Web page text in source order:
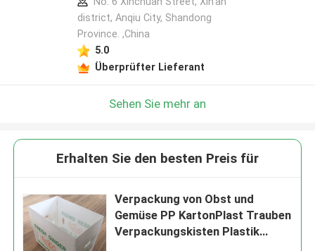
district, Anqiu City, Shandong
Province. ,China
5.0
Überprüfter Lieferant
Sehen Sie mehr an
Erhalten Sie den besten Preis für
Verpackung von Obst und
Gemüse PP KartonPlast Trauben
Verpackungskisten Plastik